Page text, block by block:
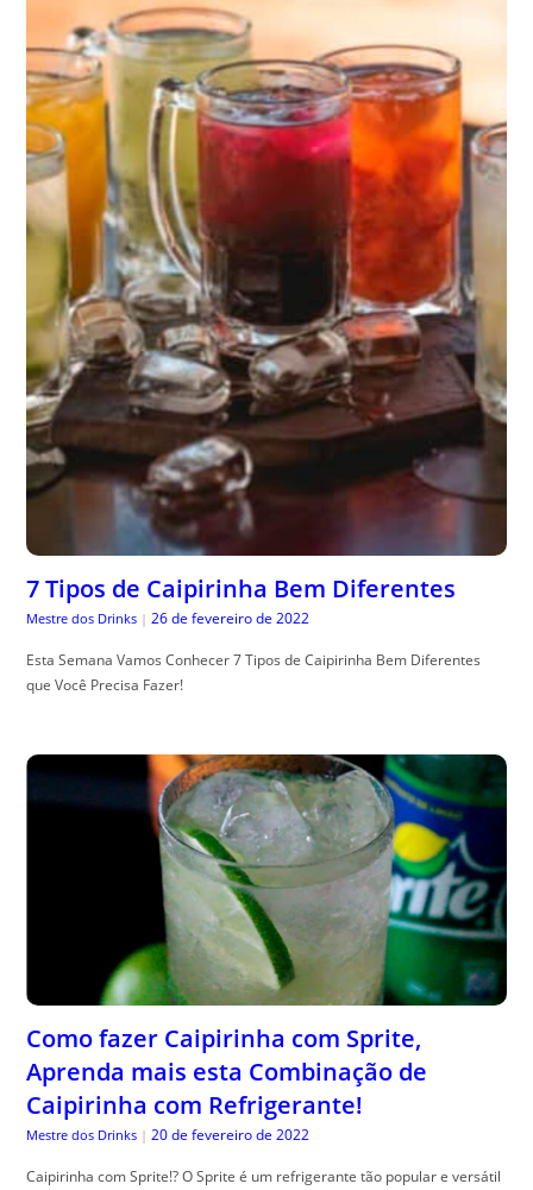
7 Tipos de Caipirinha Bem Diferentes
Mestre dos Drinks | 26 de fevereiro de 2022
Esta Semana Vamos Conhecer 7 Tipos de Caipirinha Bem Diferentes
que Você Precisa Fazer!
Como fazer Caipirinha com Sprite,
Aprenda mais esta Combinação de
Caipirinha com Refrigerante!
Mestre dos Drinks | 20 de fevereiro de 2022
Caipirinha com Sprite!? O Sprite é um refrigerante tão popular e versátil